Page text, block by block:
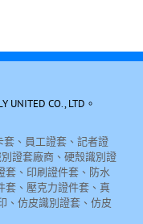
CO., LTD。
套、員工證套、記者證
證套廠商、硬殼識別證
套、印刷證件套、防水
套、壓克力證件套、真
、仿皮識別證套、仿皮